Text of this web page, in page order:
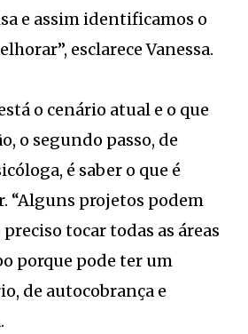
e assim identificamos o
esclarece Vanessa.
o cenário atual e o que
o segundo passo, de
é saber o que é
“Alguns projetos podem
tocar todas as áreas
porque pode ter um
de autocobrança e